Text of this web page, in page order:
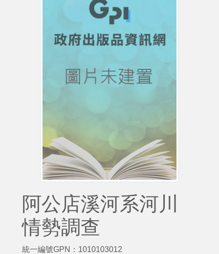
阿公店溪河系河川
情勢調查
統一編號GPN：1010103012